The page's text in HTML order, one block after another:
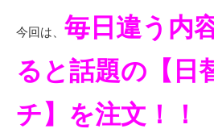
今回は、 毎日違う内
ると話題の【日
チ】を注文！！